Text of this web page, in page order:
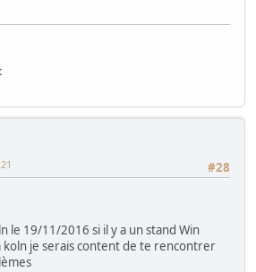
#28
le 19/11/2016 si il y a un stand Win
koln je serais content de te rencontrer